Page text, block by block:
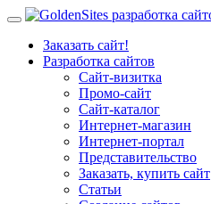
Заказать сайт!
Разработка сайтов
Сайт-визитка
Промо-сайт
Сайт-каталог
Интернет-магазин
Интернет-портал
Представительство
Заказать, купить сайт
Статьи